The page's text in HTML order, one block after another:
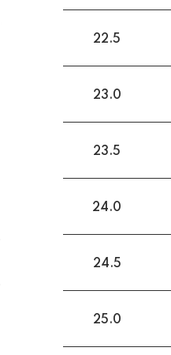
22.5
23.0
23.5
24.0
24.5
25.0